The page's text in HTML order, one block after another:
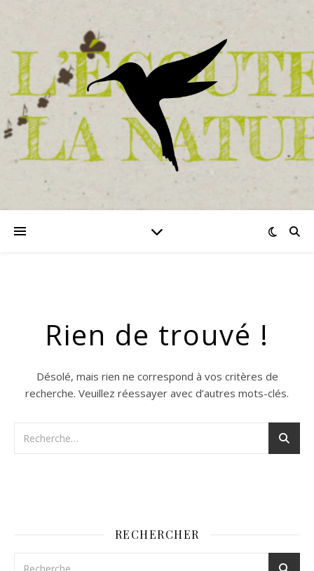
Rien de trouvé !
Désolé, mais rien ne correspond à vos critères de
recherche. Veuillez réessayer avec d’autres mots-clés.
RECHERCHER